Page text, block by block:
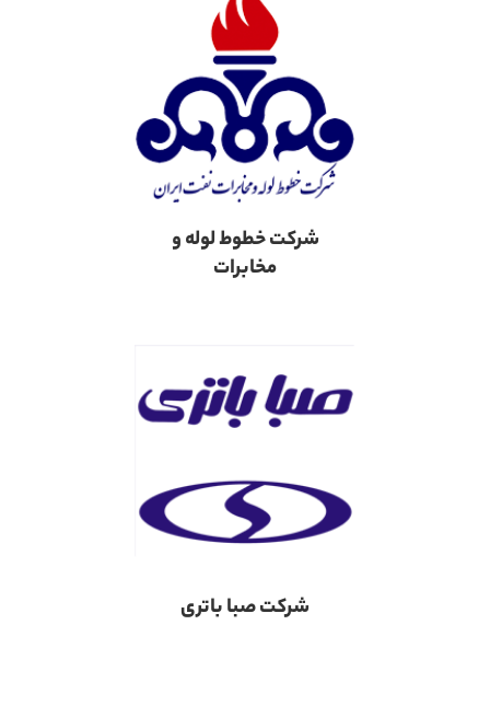
شرکت خطوط لوله و
مخابرات
شرکت صبا باتری